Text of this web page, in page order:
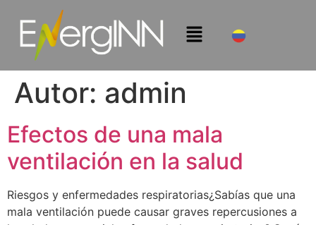
Autor: admin
Efectos de una mala
ventilación en la salud
Riesgos y enfermedades respiratorias¿Sabías que una
mala ventilación puede causar graves repercusiones a